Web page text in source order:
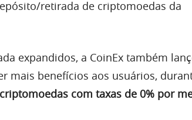
retirada de criptomoedas da
expandidos, a CoinEx também
mais benefícios aos usuários,
com taxas de 0% por